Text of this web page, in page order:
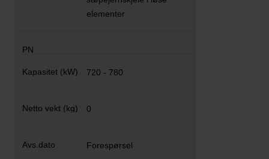
elementer
720 - 780
0
Forespørsel